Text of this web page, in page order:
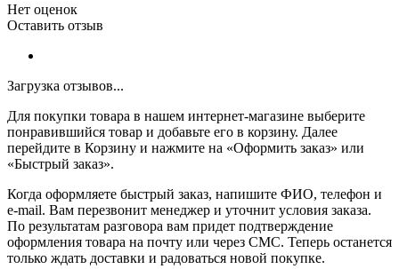
Нет оценок
Оставить отзыв
Загрузка отзывов...
Для покупки товара в нашем интернет-магазине выберите
понравившийся товар и добавьте его в корзину. Далее
перейдите в Корзину и нажмите на «Оформить заказ» или
«Быстрый заказ».
Когда оформляете быстрый заказ, напишите ФИО, телефон и
e-mail. Вам перезвонит менеджер и уточнит условия заказа.
По результатам разговора вам придет подтверждение
оформления товара на почту или через СМС. Теперь останется
только ждать доставки и радоваться новой покупке.